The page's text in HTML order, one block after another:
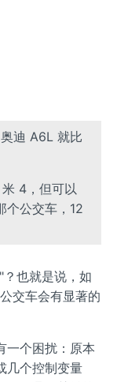
迪 A6L 就比
4，但可以
个公交车，12
也就是说，如
交车会有显著的
一个困扰：原本
几个控制变量